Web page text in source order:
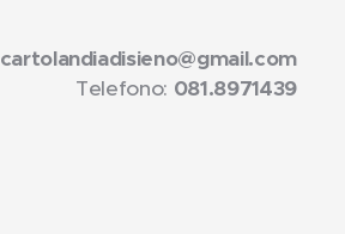
cartolandiadisieno@gmail.com
Telefono: 081.8971439